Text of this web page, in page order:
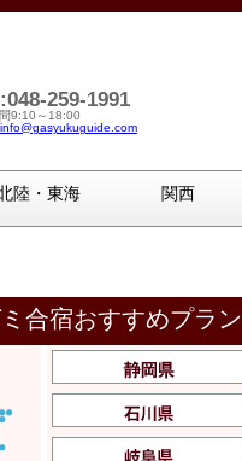
259-1991
9:10～18:00
info@gasyukuguide.com
陸・東海 関西
合宿おすすめプラン